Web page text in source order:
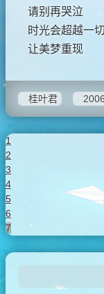
请别再哭泣
时光会超越一切
让美梦重现
桂叶君
1
2
3
4
5
6
7